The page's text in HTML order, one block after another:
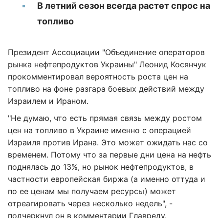
В летний сезон всегда растет спрос на
топливо
Президент Ассоциации "Объединение операторов
рынка нефтепродуктов Украины" Леонид Косянчук
прокомментировал вероятность роста цен на
топливо на фоне разгара боевых действий между
Израилем и Ираном.
"Не думаю, что есть прямая связь между ростом
цен на топливо в Украине именно с операцией
Израиля против Ирана. Это может ожидать нас со
временем. Потому что за первые дни цена на нефть
поднялась до 13%, но рынок нефтепродуктов, в
частности европейская биржа (а именно оттуда и
по ее ценам мы получаем ресурсы) может
отреагировать через несколько недель", -
подчеркнул он в комментарии Главреду.